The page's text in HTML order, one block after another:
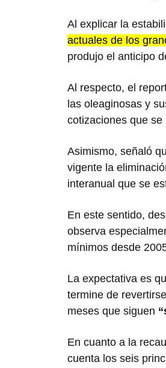
Al explicar la
actuales de los
produjo el anticipo
Al respecto, el
las oleaginosas y
cotizaciones que se
Asimismo, señaló
vigente la
interanual que se
En este sentido,
observa
mínimos desde
La expectativa es
termine de
meses que siguen
En cuanto a la
cuenta los seis